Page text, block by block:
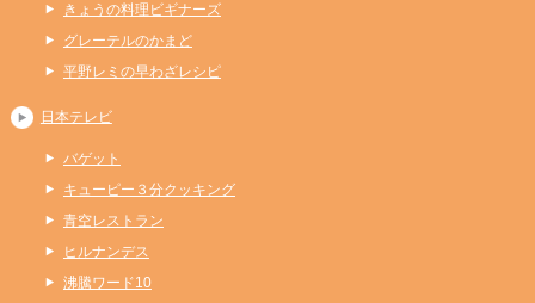
きょうの料理ビギナーズ
グレーテルのかまど
平野レミの早わざレシピ
日本テレビ
バゲット
キューピー３分クッキング
青空レストラン
ヒルナンデス
沸騰ワード10